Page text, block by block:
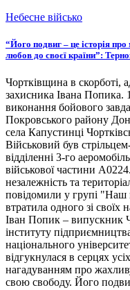
Небесне військо
“Його подвиг – це історія
любов до своєї країни”:
Чортківщина в скорботі,
захисника Івана Попика.
виконання бойового
Покровського району
села Капустинці
Військовий був
відділенні 3-го
військової частини
незалежність та
повідомили у групі "Наш
втратила одного зі
Іван Попик – випускник
інституту
національного
відгукнулася в серцях
нагадуванням про
свою свободу. Його